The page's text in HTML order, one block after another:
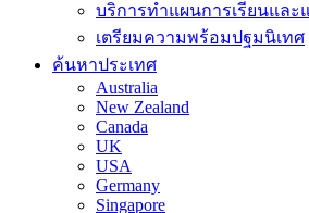
บริการทำแผนการเรียนและ
เตรียมความพร้อมปฐมนิเทศ
ค้นหาประเทศ
Australia
New Zealand
Canada
UK
USA
Germany
Singapore